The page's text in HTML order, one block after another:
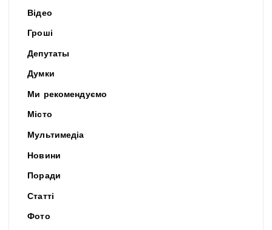
Відео
Гроші
Депутаты
Думки
Ми рекомендуємо
Місто
Мультимедіа
Новини
Поради
Статті
Фото